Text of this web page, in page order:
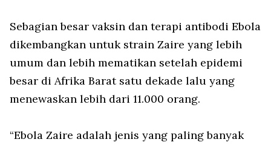
Sebagian besar vaksin dan terapi antibodi Ebola
dikembangkan untuk strain Zaire yang lebih
umum dan lebih mematikan setelah epidemi
besar di Afrika Barat satu dekade lalu yang
menewaskan lebih dari 11.000 orang.
“Ebola Zaire adalah jenis yang paling banyak